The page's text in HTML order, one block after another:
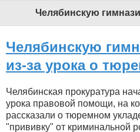
Челябинскую
из-за урока о
Челябинская прокуратура
урока правовой помощи, на
рассказали о тюремном
"прививку" от криминальной